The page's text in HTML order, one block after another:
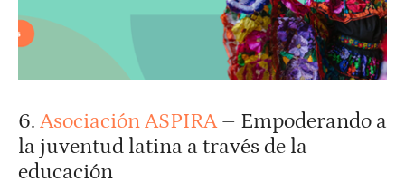
6. Asociación ASPIRA– Empoderando a
la juventud latina a través de la
educación